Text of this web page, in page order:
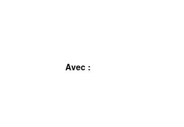
Avec :